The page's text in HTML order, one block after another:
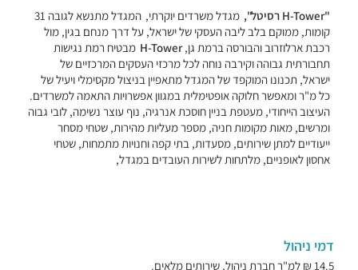
"H-Tower רסיטל", מגדל משרדים יוקרתי,
המגדל מתנשא לגובה 31
קומות, ממוקם בלב ליבה העסקי של ישראל, על דרך מנחם בגין, מול
רכבת ארלוזרוב והבורסה ברמת גן,H-Tower מבטיח רמת נגישות
תחבורתית גבוהה וקירבה נוחה לכל מרכזי העסקים המרכזיים של
ישראל, תכנונו המוקפד של המגדל מתאפיין בניצול מקסימלי ויעיל של
כל מ"ר ומאפשר חלוקה אופטימלית במגוון אפשרויות התאמה למשרדים.
העיצוב הייחודי, מעטפת בניין חוסכת אנרגיה, נוף עוצר נשימה, לובי גבוה
ומרשים, מאות מקומות חניה, מספר מעליות מהירות, שטחי מסחר
ייעודיים למתן שירותים, מסעדות, בתי קפה וחנויות מתמחות, שטחי
אחסון לאופניים, מלתחות לשירות העובדים במגדל,
דמי ניהול
14.5 ₪ למ"ר חברת ניהול, שירותים מלאים.